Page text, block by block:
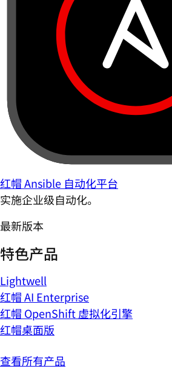
红帽 Ansible 自动化平台
实施企业级自动化。
最新版本
特色产品
Lightwell
红帽 AI Enterprise
红帽 OpenShift 虚拟化引擎
红帽桌面版
查看所有产品